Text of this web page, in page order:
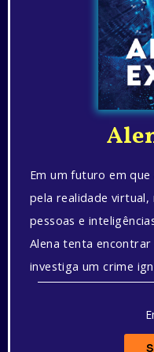
Em um futuro em
pela realidade virtual,
pessoas e
Alena tenta
investiga um crime